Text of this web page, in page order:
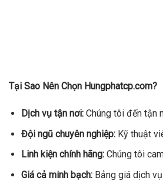
Tại Sao Nên Chọn Hungphatcp.com?
Dịch vụ tận nơi:Chúng tôi đến tận
Đội ngũ chuyên nghiệp:Kỹ thuật
Linh kiện chính hãng:Chúng tôi
Giá cả minh bạch:Bảng giá dịch